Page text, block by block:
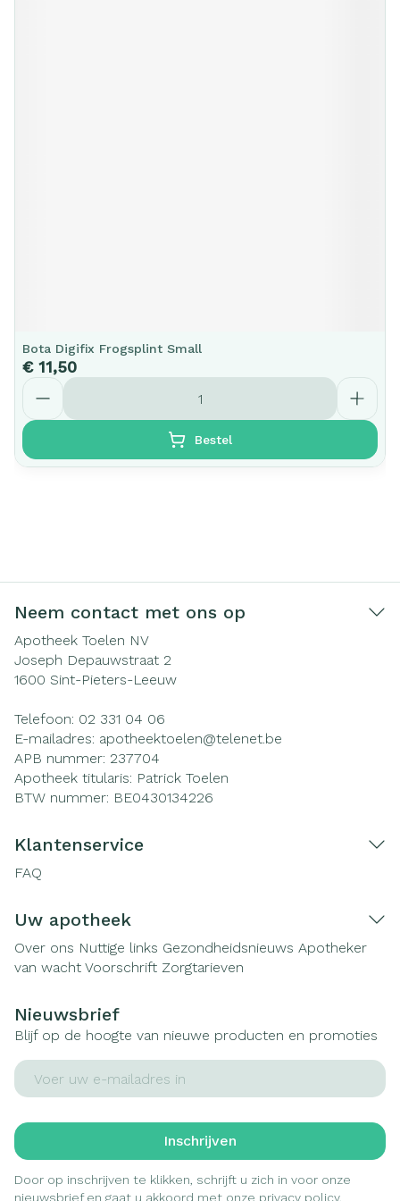
Bota Digifix Frogsplint Small
€ 11,50
Aantal
Bestel
Neem contact met ons op
Apotheek Toelen NV
Joseph Depauwstraat 2
1600 Sint-Pieters-Leeuw
Telefoon: 02 331 04 06
E-mailadres: apotheektoelen@telenet.be
APB nummer: 237704
Apotheek titularis: Patrick Toelen
BTW nummer: BE0430134226
Klantenservice
FAQ
Uw apotheek
Over ons Nuttige links Gezondheidsnieuws Apotheker
van wacht Voorschrift Zorgtarieven
Nieuwsbrief
Blijf op de hoogte van nieuwe producten en promoties
E-mail adres
Inschrijven
Door op inschrijven te klikken, schrijft u zich in voor onze
nieuwsbrief en gaat u akkoord met onze privacy policy.